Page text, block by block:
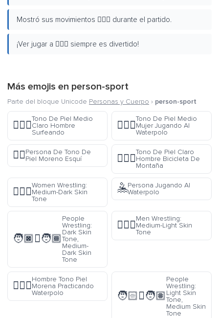
Mostró sus movimientos ⛹🏿‍♂️ durante el partido.
¡Ver jugar a ⛹🏿‍♂️ siempre es divertido!
Más emojis en person-sport
Parte del bloque Unicode Personas y Cuerpo › person-sport
🏄🏼‍♂️
Tono De Piel Medio
Claro Hombre
Surfeando
🤽🏽‍♀️
Tono De Piel Medio
Mujer Jugando Al
Waterpolo
🏂🏿Persona De Tono De
Piel Moreno Esquí
🚵🏻‍♂️
Tono De Piel Claro
Hombre Bicicleta De
Montaña
🤼🏾‍♀️
Women Wrestling:
Medium-Dark Skin
Tone
🤽Persona Jugando Al
Waterpolo
🧑🏿‍🫯‍🧑🏾
People
Wrestling:
Dark Skin
Tone,
Medium-
Dark Skin
Tone
🤼🏼‍♂️
Men Wrestling:
Medium-Light Skin
Tone
🤽🏿‍♂️
Hombre Tono Piel
Morena Practicando
Waterpolo
🧑🏻‍🫯‍🧑🏽
People
Wrestling:
Light Skin
Tone,
Medium Skin
Tone